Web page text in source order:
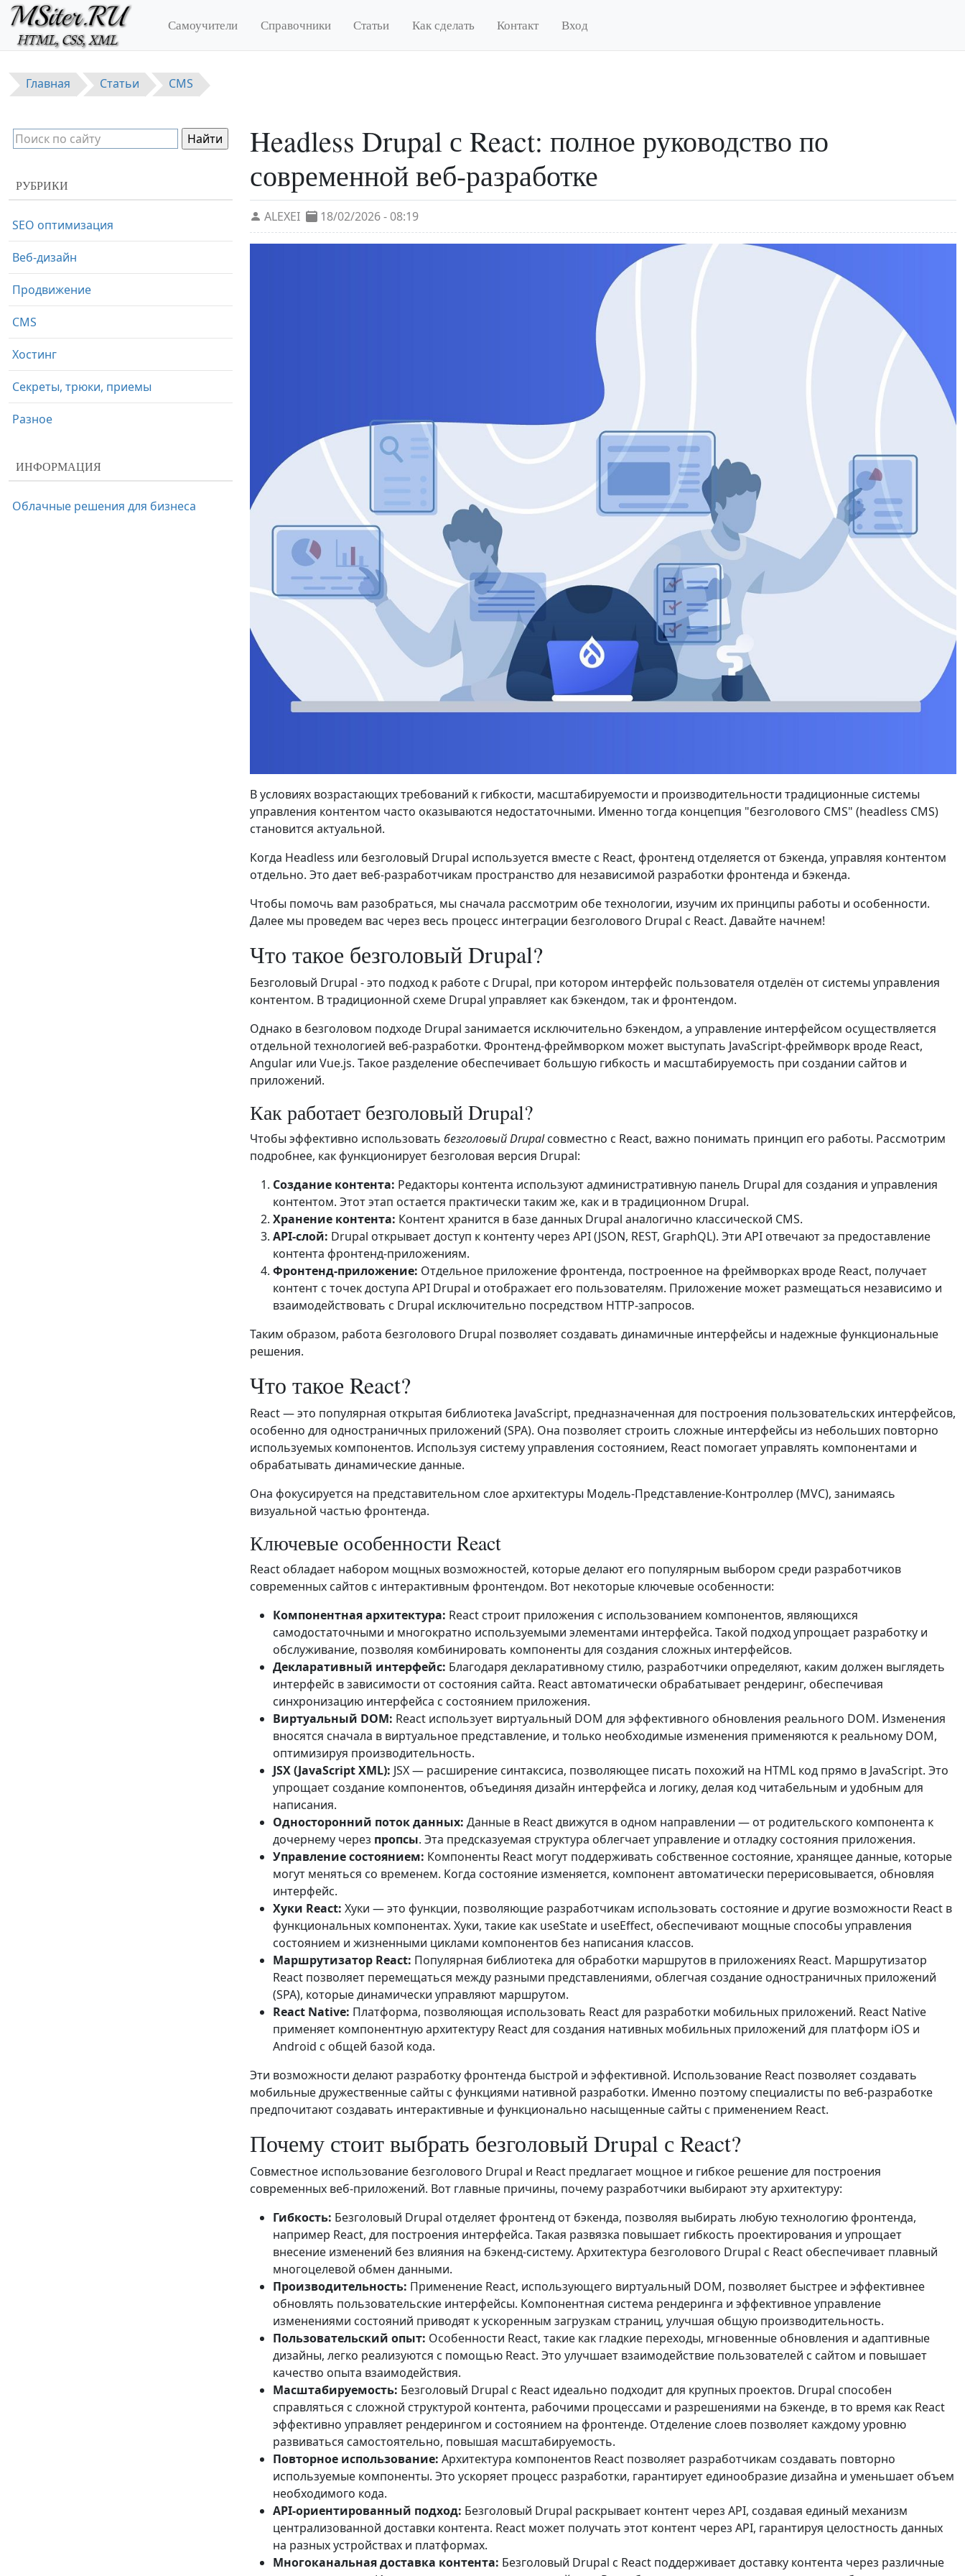
Перейти к основному содержанию
Самоучители Справочники Статьи Как сделать Контакт Вход
Главная Статьи CMS
Headless Drupal с React: полное руководство по
современной веб-разработке
ALEXEI 18/02/2026 - 08:19
В условиях возрастающих требований к гибкости, масштабируемости и производительности традиционные системы
управления контентом часто оказываются недостаточными. Именно тогда концепция "безголового CMS" (headless CMS)
становится актуальной.
Когда Headless или безголовый Drupal используется вместе с React, фронтенд отделяется от бэкенда, управляя контентом
отдельно. Это дает веб-разработчикам пространство для независимой разработки фронтенда и бэкенда.
Чтобы помочь вам разобраться, мы сначала рассмотрим обе технологии, изучим их принципы работы и особенности.
Далее мы проведем вас через весь процесс интеграции безголового Drupal с React. Давайте начнем!
Что такое безголовый Drupal?
Безголовый Drupal - это подход к работе с Drupal, при котором интерфейс пользователя отделён от системы управления
контентом. В традиционной схеме Drupal управляет как бэкендом, так и фронтендом.
Однако в безголовом подходе Drupal занимается исключительно бэкендом, а управление интерфейсом осуществляется
отдельной технологией веб-разработки. Фронтенд-фреймворком может выступать JavaScript-фреймворк вроде React,
Angular или Vue.js. Такое разделение обеспечивает большую гибкость и масштабируемость при создании сайтов и
приложений.
Как работает безголовый Drupal?
Чтобы эффективно использовать безголовый Drupalсовместно с React, важно понимать принцип его работы. Рассмотрим
подробнее, как функционирует безголовая версия Drupal:
Создание контента: Редакторы контента используют административную панель Drupal для создания и управления
контентом. Этот этап остается практически таким же, как и в традиционном Drupal.
Хранение контента: Контент хранится в базе данных Drupal аналогично классической CMS.
API-слой: Drupal открывает доступ к контенту через API (JSON, REST, GraphQL). Эти API отвечают за предоставление
контента фронтенд-приложениям.
Фронтенд-приложение: Отдельное приложение фронтенда, построенное на фреймворках вроде React, получает
контент с точек доступа API Drupal и отображает его пользователям. Приложение может размещаться независимо и
взаимодействовать с Drupal исключительно посредством HTTP-запросов.
Таким образом, работа безголового Drupal позволяет создавать динамичные интерфейсы и надежные функциональные
решения.
Что такое React?
React — это популярная открытая библиотека JavaScript, предназначенная для построения пользовательских интерфейсов,
особенно для одностраничных приложений (SPA). Она позволяет строить сложные интерфейсы из небольших повторно
используемых компонентов. Используя систему управления состоянием, React помогает управлять компонентами и
обрабатывать динамические данные.
Она фокусируется на представительном слое архитектуры Модель-Представление-Контроллер (MVC), занимаясь
визуальной частью фронтенда.
Ключевые особенности React
React обладает набором мощных возможностей, которые делают его популярным выбором среди разработчиков
современных сайтов с интерактивным фронтендом. Вот некоторые ключевые особенности:
Компонентная архитектура: React строит приложения с использованием компонентов, являющихся
самодостаточными и многократно используемыми элементами интерфейса. Такой подход упрощает разработку и
обслуживание, позволяя комбинировать компоненты для создания сложных интерфейсов.
Декларативный интерфейс: Благодаря декларативному стилю, разработчики определяют, каким должен выглядеть
интерфейс в зависимости от состояния сайта. React автоматически обрабатывает рендеринг, обеспечивая
синхронизацию интерфейса с состоянием приложения.
Виртуальный DOM: React использует виртуальный DOM для эффективного обновления реального DOM. Изменения
вносятся сначала в виртуальное представление, и только необходимые изменения применяются к реальному DOM,
оптимизируя производительность.
JSX (JavaScript XML): JSX — расширение синтаксиса, позволяющее писать похожий на HTML код прямо в JavaScript. Это
упрощает создание компонентов, объединяя дизайн интерфейса и логику, делая код читабельным и удобным для
написания.
Односторонний поток данных: Данные в React движутся в одном направлении — от родительского компонента к
дочернему через пропсы. Эта предсказуемая структура облегчает управление и отладку состояния приложения.
Управление состоянием: Компоненты React могут поддерживать собственное состояние, хранящее данные, которые
могут меняться со временем. Когда состояние изменяется, компонент автоматически перерисовывается, обновляя
интерфейс.
Хуки React: Хуки — это функции, позволяющие разработчикам использовать состояние и другие возможности React в
функциональных компонентах. Хуки, такие как useState и useEffect, обеспечивают мощные способы управления
состоянием и жизненными циклами компонентов без написания классов.
Маршрутизатор React: Популярная библиотека для обработки маршрутов в приложениях React. Маршрутизатор
React позволяет перемещаться между разными представлениями, облегчая создание одностраничных приложений
(SPA), которые динамически управляют маршрутом.
React Native: Платформа, позволяющая использовать React для разработки мобильных приложений. React Native
применяет компонентную архитектуру React для создания нативных мобильных приложений для платформ iOS и
Android с общей базой кода.
Эти возможности делают разработку фронтенда быстрой и эффективной. Использование React позволяет создавать
мобильные дружественные сайты с функциями нативной разработки. Именно поэтому специалисты по веб-разработке
предпочитают создавать интерактивные и функционально насыщенные сайты с применением React.
Почему стоит выбрать безголовый Drupal с React?
Совместное использование безголового Drupal и React предлагает мощное и гибкое решение для построения
современных веб-приложений. Вот главные причины, почему разработчики выбирают эту архитектуру:
Гибкость: Безголовый Drupal отделяет фронтенд от бэкенда, позволяя выбирать любую технологию фронтенда,
например React, для построения интерфейса. Такая развязка повышает гибкость проектирования и упрощает
внесение изменений без влияния на бэкенд-систему. Архитектура безголового Drupal с React обеспечивает плавный
многоцелевой обмен данными.
Производительность: Применение React, использующего виртуальный DOM, позволяет быстрее и эффективнее
обновлять пользовательские интерфейсы. Компонентная система рендеринга и эффективное управление
изменениями состояний приводят к ускоренным загрузкам страниц, улучшая общую производительность.
Пользовательский опыт: Особенности React, такие как гладкие переходы, мгновенные обновления и адаптивные
дизайны, легко реализуются с помощью React. Это улучшает взаимодействие пользователей с сайтом и повышает
качество опыта взаимодействия.
Масштабируемость: Безголовый Drupal с React идеально подходит для крупных проектов. Drupal способен
справляться с сложной структурой контента, рабочими процессами и разрешениями на бэкенде, в то время как React
эффективно управляет рендерингом и состоянием на фронтенде. Отделение слоев позволяет каждому уровню
развиваться самостоятельно, повышая масштабируемость.
Повторное использование: Архитектура компонентов React позволяет разработчикам создавать повторно
используемые компоненты. Это ускоряет процесс разработки, гарантирует единообразие дизайна и уменьшает объем
необходимого кода.
API-ориентированный подход: Безголовый Drupal раскрывает контент через API, создавая единый механизм
централизованной доставки контента. React может получать этот контент через API, гарантируя целостность данных
на разных устройствах и платформах.
Многоканальная доставка контента: Безголовый Drupal с React поддерживает доставку контента через различные
РУБРИКИ
SEO оптимизация
Веб-дизайн
Продвижение
CMS
Хостинг
Секреты, трюки, приемы
Разное
ИНФОРМАЦИЯ
Облачные решения для бизнеса